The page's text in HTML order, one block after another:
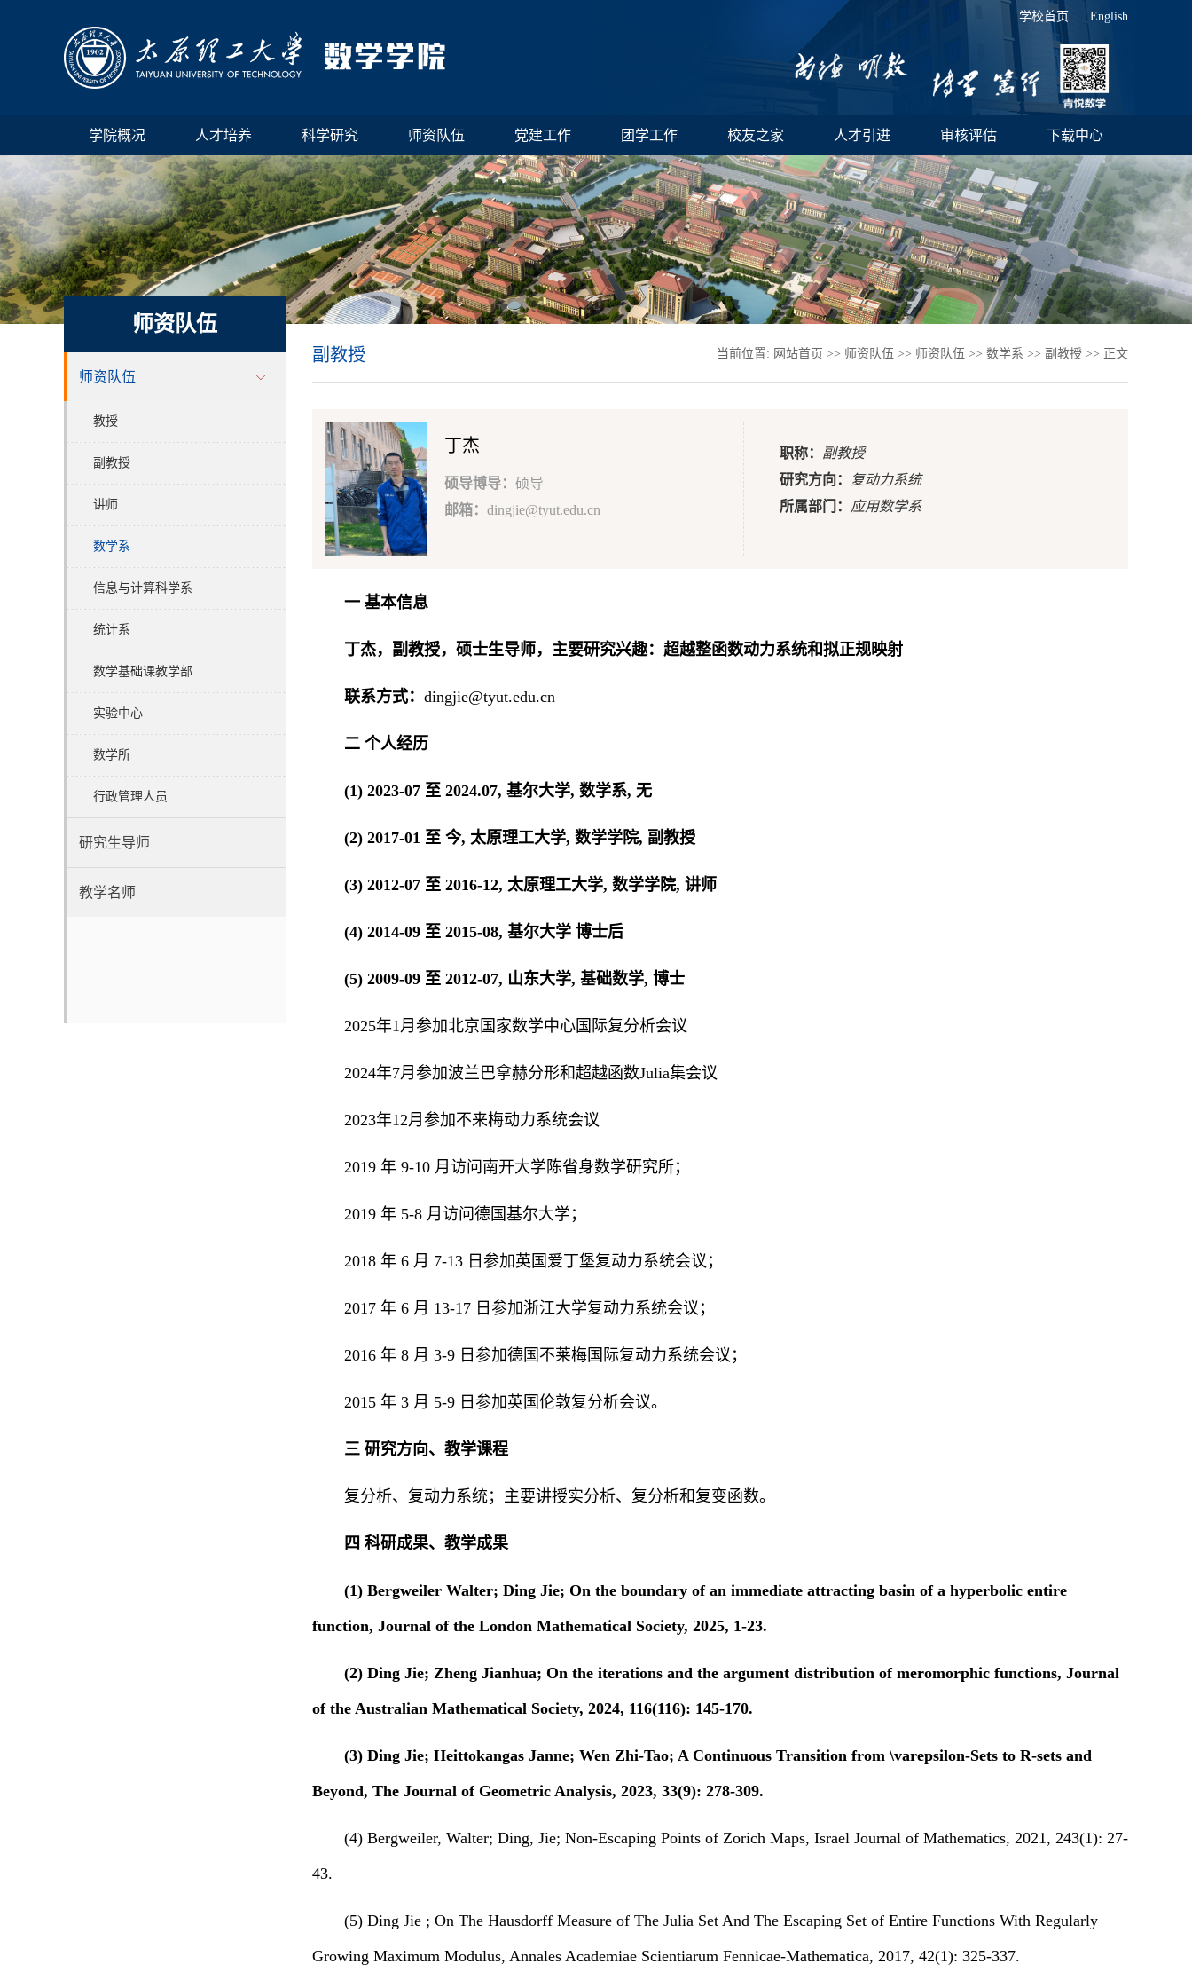
学校首页 English
学院概况 人才培养 科学研究 师资队伍 党建工作 团学工作 校友之家 人才引进 审核评估 下载中心
师资队伍
师资队伍
教授
副教授
讲师
数学系
信息与计算科学系
统计系
数学基础课教学部
实验中心
数学所
行政管理人员
研究生导师
教学名师
副教授 当前位置: 网站首页 >> 师资队伍 >> 师资队伍 >> 数学系 >> 副教授 >> 正文
丁杰
硕导博导： 硕导
邮箱： dingjie@tyut.edu.cn
职称： 副教授
研究方向：
复动力系统
所属部门： 应用数学系
一 基本信息
丁杰，副教授，硕士生导师，主要研究兴趣：超越整函数动力系统和拟正规映射
联系方式： dingjie@tyut.edu.cn
二 个人经历
(1) 2023-07 至 2024.07, 基尔大学, 数学系, 无
(2) 2017-01 至 今, 太原理工大学, 数学学院, 副教授
(3) 2012-07 至 2016-12, 太原理工大学, 数学学院, 讲师
(4) 2014-09 至 2015-08, 基尔大学 博士后
(5) 2009-09 至 2012-07, 山东大学, 基础数学, 博士
2025年1月参加北京国家数学中心国际复分析会议
2024年7月参加波兰巴拿赫分形和超越函数Julia集会议
2023年12月参加不来梅动力系统会议
2019 年 9-10 月访问南开大学陈省身数学研究所；
2019 年 5-8 月访问德国基尔大学；
2018 年 6 月 7-13 日参加英国爱丁堡复动力系统会议；
2017 年 6 月 13-17 日参加浙江大学复动力系统会议；
2016 年 8 月 3-9 日参加德国不莱梅国际复动力系统会议；
2015 年 3 月 5-9 日参加英国伦敦复分析会议。
三 研究方向、教学课程
复分析、复动力系统；主要讲授实分析、复分析和复变函数。
四 科研成果、教学成果
(1) Bergweiler Walter; Ding Jie; On the boundary of an immediate attracting basin of a hyperbolic entire
function, Journal of the London Mathematical Society, 2025, 1-23.
(2) Ding Jie; Zheng Jianhua; On the iterations and the argument distribution of meromorphic functions, Journal
of the Australian Mathematical Society, 2024, 116(116): 145-170.
(3) Ding Jie; Heittokangas Janne; Wen Zhi-Tao; A Continuous Transition from \varepsilon-Sets to R-sets and
Beyond, The Journal of Geometric Analysis, 2023, 33(9): 278-309.
(4) Bergweiler, Walter; Ding, Jie; Non-Escaping Points of Zorich Maps, Israel Journal of Mathematics, 2021, 243(1): 27-
43.
(5) Ding Jie ; On The Hausdorff Measure of The Julia Set And The Escaping Set of Entire Functions With Regularly
Growing Maximum Modulus, Annales Academiae Scientiarum Fennicae-Mathematica, 2017, 42(1): 325-337.